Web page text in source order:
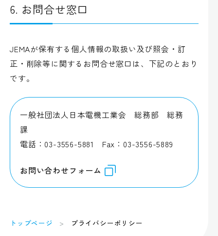
6. お問合せ窓口
JEMAが保有する個人情報の取扱い及び照会・訂
正・削除等に関するお問合せ窓口は、下記のとおり
です。
一般社団法人日本電機工業会 総務部 総務
課
電話：03-3556-5881 Fax：03-3556-5889
お問い合わせフォーム
トップページ プライバシーポリシー